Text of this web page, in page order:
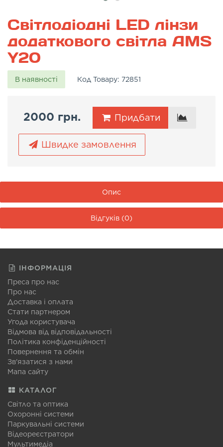
Світлодіодні LED лінзи
додаткового світла AMS
Y20
В наявності Код Товару: 72851
2000 грн. Придбати
Швидке замовлення
Опис
Відгуків (0)
ІНФОРМАЦІЯ
Преса про нас
Про нас
Доставка і оплата
Стати партнером
Угода користувача
Відмова від відповідальності
Політика конфіденційності
Повернення та обмін
Зв'язатися з нами
Мапа сайту
КАТАЛОГ
Світло та оптика
Охоронні системи
Паркувальні системи
Відеореєстратори
Мультимедіа